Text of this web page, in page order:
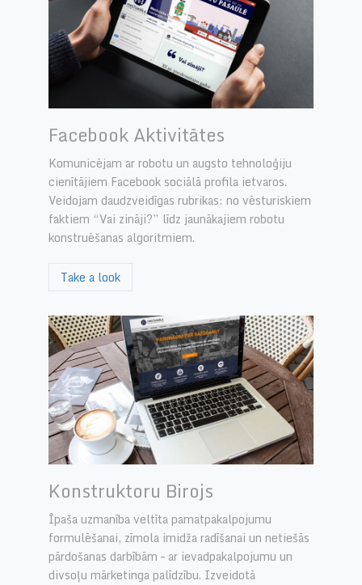
Facebook Aktivitātes
Komunicējam ar robotu un augsto tehnoloģiju
cienītājiem Facebook sociālā profila ietvaros.
Veidojam daudzveidīgas rubrikas: no vēsturiskiem
faktiem “Vai zināji?” līdz jaunākajiem robotu
konstruēšanas algoritmiem.
Take a look
Konstruktoru Birojs
Īpaša uzmanība veltīta pamatpakalpojumu
formulēšanai, zīmola imidža radīšanai un netiešās
pārdošanas darbībām – ar ievadpakalpojumu un
divsoļu mārketinga palīdzību. Izveidotā